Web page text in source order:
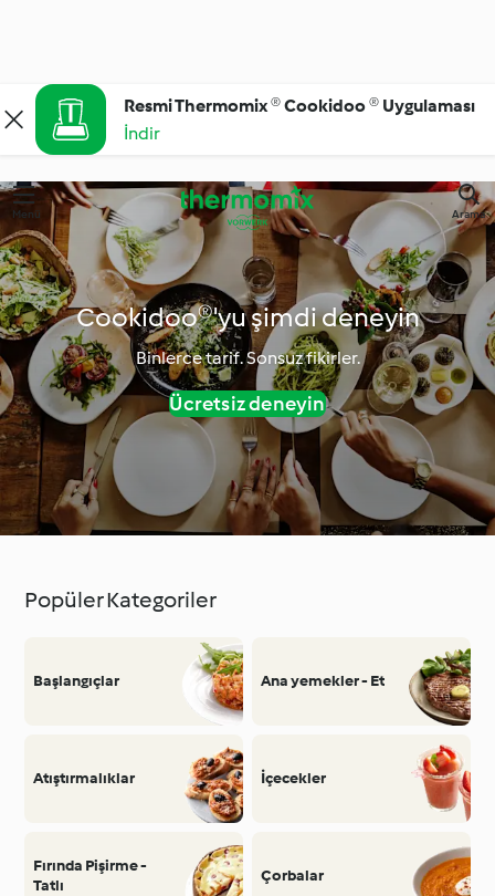
Resmi Thermomix ® Cookidoo ® Uygulaması
İndir
Menü Arama
Cookidoo®'yu şimdi deneyin
Binlerce tarif. Sonsuz fikirler.
Ücretsiz deneyin
Popüler Kategoriler
Başlangıçlar Ana yemekler - Et
Atıştırmalıklar İçecekler
Fırında Pişirme -
Tatlı
Çorbalar